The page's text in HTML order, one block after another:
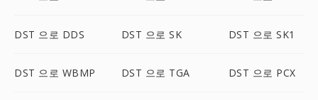
DST 으로 DDS DST 으로 SK DST 으로 SK1
DST 으로 WBMP DST 으로 TGA DST 으로 PCX